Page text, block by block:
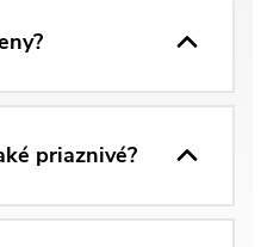
priaznivé?